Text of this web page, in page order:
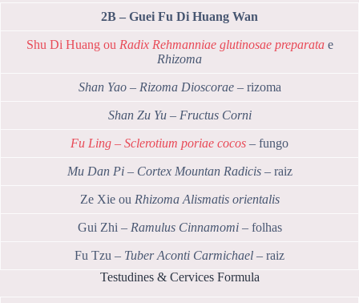
2B – Guei Fu Di Huang Wan
Shu Di Huang ou Radix Rehmanniae glutinosae preparatae
Rhizoma
Shan Yao – Rizoma Dioscorae– rizoma
Shan Zu Yu – Fructus Corni
Fu Ling – Sclerotium poriae cocos – fungo
Mu Dan Pi – Cortex Mountan Radicis– raiz
Ze Xie ou Rhizoma Alismatis orientalis
Gui Zhi – Ramulus Cinnamomi– folhas
Fu Tzu – Tuber Aconti Carmichael – raiz
Testudines & Cervices Formula